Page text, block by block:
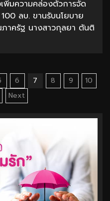
มความคล่องตัวการจัด
ลบ. ขานรับนโยบาย
ภาครัฐ นางสาวกุลยา ตันติ
6 7 8 9
10
Next